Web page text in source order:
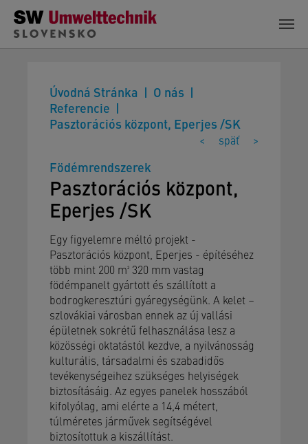
Skip to main content
Úvodná Stránka
O nás
Referencie
Pasztorációs központ, Eperjes /SK
< späť >
Födémrendszerek
Pasztorációs központ,
Eperjes /SK
Egy figyelemre méltó projekt -
Pasztorációs központ, Eperjes - építéséhez
több mint 200 m² 320 mm vastag
födémpanelt gyártott és szállított a
bodrogkeresztúri gyáregységünk. A kelet –
szlovákiai városban ennek az új vallási
épületnek sokrétű felhasználása lesz a
közösségi oktatástól kezdve, a nyilvánosság
kulturális, társadalmi és szabadidős
tevékenységeihez szükséges helyiségek
biztosításáig. Az egyes panelek hosszából
kifolyólag, ami elérte a 14,4 métert,
túlméretes járművek segítségével
biztosítottuk a kiszállítást.